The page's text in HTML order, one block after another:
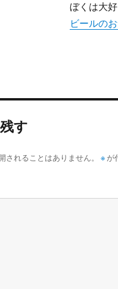
ぼくは大好
ビールの
す
されることはありません。 ※ が